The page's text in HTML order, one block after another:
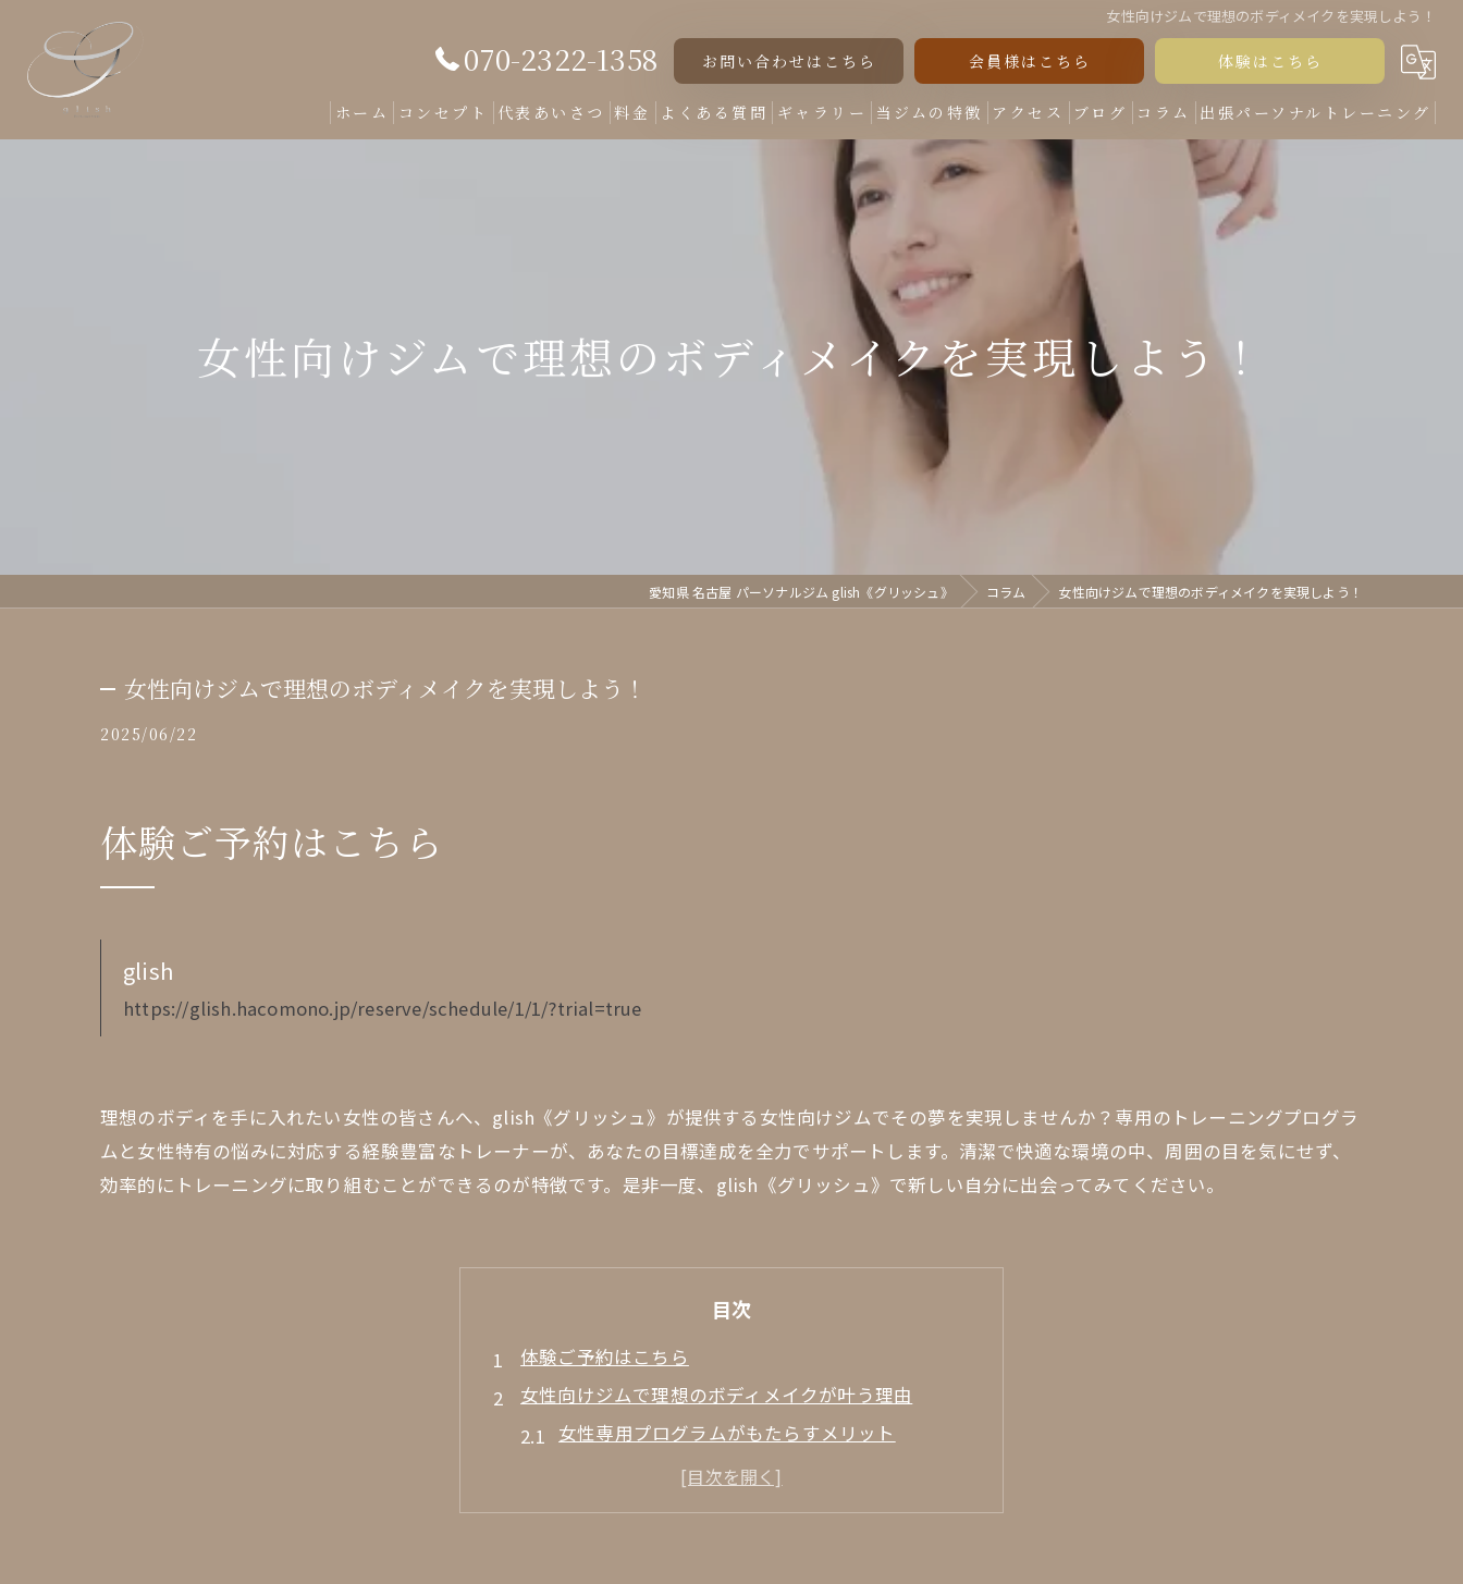
女性向けジムで理想のボディメイクを実現しよう！
070-2322-1358 お問い合わせはこちら 会員様はこちら 体験はこちら
ホーム コンセプト 代表あいさつ 料金 よくある質問 ギャラリー 当ジムの特徴
女性専用
美尻
くびれ
ダイエット
アクセス ブログ コラム 出張パーソナルトレーニング
女性向けジムで理想のボディメイクを実現しよう！
愛知県 名古屋 パーソナルジム glish《グリッシュ》 コラム 女性向けジムで理想のボディメイクを実現しよう！
女性向けジムで理想のボディメイクを実現しよう！
2025/06/22
体験ご予約はこちら
glish
https://glish.hacomono.jp/reserve/schedule/1/1/?trial=true
理想のボディを手に入れたい女性の皆さんへ、glish《グリッシュ》が提供する女性向けジムでその夢を実現しませんか？専用のトレーニングプログラ
ムと女性特有の悩みに対応する経験豊富なトレーナーが、あなたの目標達成を全力でサポートします。清潔で快適な環境の中、周囲の目を気にせず、
効率的にトレーニングに取り組むことができるのが特徴です。是非一度、glish《グリッシュ》で新しい自分に出会ってみてください。
目次
体験ご予約はこちら
女性向けジムで理想のボディメイクが叶う理由
女性専用プログラムがもたらすメリット
効果的な筋力トレーニングの重要性
ダイエットとボディメイクの違いとは